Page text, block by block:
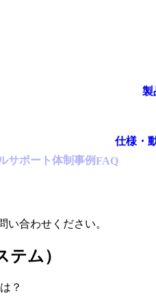
製
仕様・
サポート体制 事例FAQ
い合わせください。
ム）
？